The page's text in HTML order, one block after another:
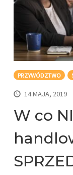
PRZYWÓDZTWO
14 MAJA, 2019
W co